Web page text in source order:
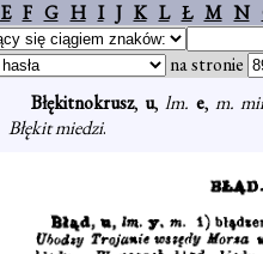
E F G H I J K L Ł M N
na stronie
Błękitnokrusz, u,lm. e, m.
Błękit miedzi.